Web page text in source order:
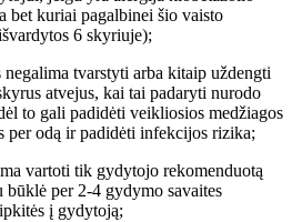
bet kuriai pagalbinei šio vaisto
6 skyriuje);
negalima tvarstyti arba kitaip uždengti
atvejus, kai tai padaryti nurodo
to gali padidėti veikliosios medžiagos
per odą ir padidėti infekcijos rizika;
vartoti tik gydytojo rekomenduotą
būklė per 2‑4 gydymo savaites
į gydytoją;